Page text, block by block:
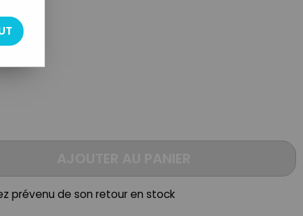
prévenu de son retour en stock